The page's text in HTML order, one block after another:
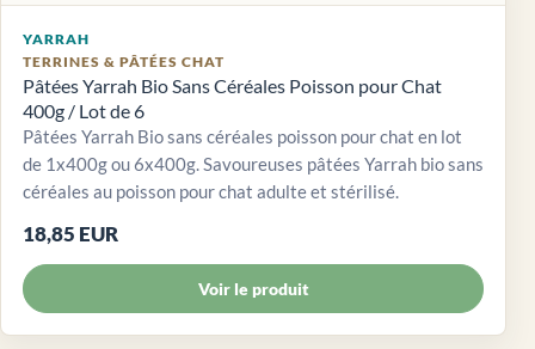
YARRAH
TERRINES & PÂTÉES CHAT
Pâtées Yarrah Bio Sans Céréales Poisson pour Chat
400g / Lot de 6
Pâtées Yarrah Bio sans céréales poisson pour chat en lot
de 1x400g ou 6x400g. Savoureuses pâtées Yarrah bio sans
céréales au poisson pour chat adulte et stérilisé.
18,85 EUR
Voir le produit